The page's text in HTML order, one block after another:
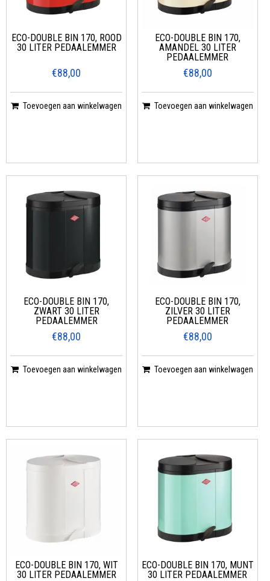
ECO-DOUBLE BIN 170, ROOD
30 LITER PEDAALEMMER
€88,00
Toevoegen aan winkelwagen
ECO-DOUBLE BIN 170,
AMANDEL 30 LITER
PEDAALEMMER
€88,00
Toevoegen aan winkelwagen
ECO-DOUBLE BIN 170,
ZWART 30 LITER
PEDAALEMMER
€88,00
Toevoegen aan winkelwagen
ECO-DOUBLE BIN 170,
ZILVER 30 LITER
PEDAALEMMER
€88,00
Toevoegen aan winkelwagen
ECO-DOUBLE BIN 170, WIT
30 LITER PEDAALEMMER
ECO-DOUBLE BIN 170, MUNT
30 LITER PEDAALEMMER